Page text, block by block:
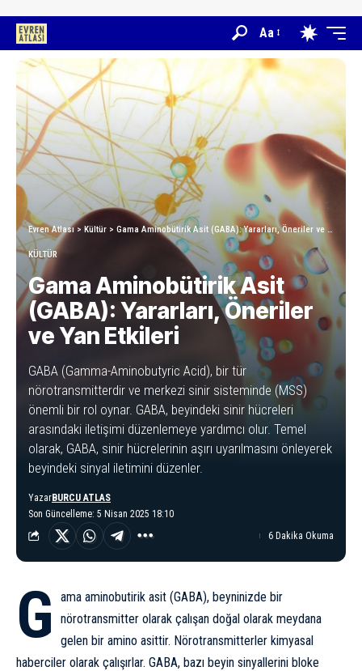
Aa
Evren Atlası> Kültür > Gama Aminobütirik Asit (GABA): Yararları, Öneriler ve Yan Etkileri
KÜLTÜR
Gama Aminobütirik Asit
(GABA): Yararları, Öneriler
ve Yan Etkileri
GABA (Gamma-Aminobutyric Acid), bir tür
nörotransmitterdir ve merkezi sinir sisteminde (MSS)
önemli bir rol oynar. GABA, beyindeki sinir hücreleri
arasındaki iletişimi düzenlemeye yardımcı olur. Temel
olarak, GABA, sinir hücrelerinin aşırı uyarılmasını önleyerek
beyindeki sinyal iletimini düzenler.
Son Güncelleme: 5 Nisan 2025 18:10
YazarBURCU ATLAS
6 Dakika Okuma
G
ama aminobutirik asit (GABA), beyninizde bir
nörotransmitter olarak çalışan doğal olarak meydana
gelen bir amino asittir. Nörotransmitterler kimyasal
haberciler olarak çalışırlar. GABA, bazı beyin sinyallerini bloke